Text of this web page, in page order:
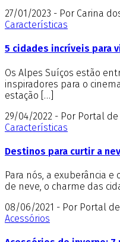
27/01/2023 - Por Carina
Características
5 cidades incríveis para
Os Alpes Suíços estão
inspiradores para o
estação […]
29/04/2022 - Por Portal
Características
Destinos para curtir a
Para nós, a exuberância
de neve, o charme das
08/06/2021 - Por Portal
Acessórios